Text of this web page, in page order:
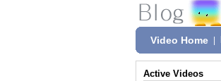
Video Home
Active Videos